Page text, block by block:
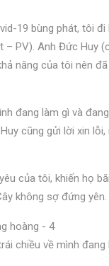
19 bùng phát, tôi
PV). Anh Đức Huy
năng của tôi nên
đang làm gì và
cũng gửi lời xin
của tôi, khiến họ
không sợ đứng yên.
chiều về mình